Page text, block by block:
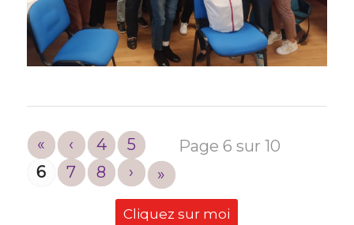
Page 6 sur 10
« ‹ 4
5
6
7 8 › »
Cliquez sur moi